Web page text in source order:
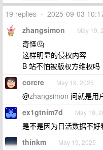
19 replies • 2025-09-03
zhangsimon May 19,
奇怪🤔
这样明显的侵权内容
B 站不怕被版权方维权吗
corcre May 19, 2025
@zhangsimon 问就是用
ex1gtnim7d May 19,
是不是因为日活数据不好
thinkm May 19, 2025